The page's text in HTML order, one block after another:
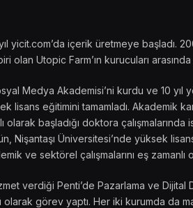
yicit.com’da içerik üretmeye başladı.
olan Utopic Farm’ın kurucuları
Medya Akademisi’ni kurdu ve 10 yıl
lisans eğitimini tamamladı. Akademik
başladığı doktora çalışmalarında
Nişantaşı Üniversitesi’nde yüksek
ve sektörel çalışmalarını eş zamanlı
verdiği Penti’de Pazarlama ve Dijital
olarak görev yaptı. Her iki kurumda da